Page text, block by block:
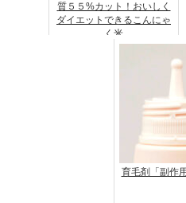
質５５%カット！おいしく
ダイエットできるこんにゃ
く米
育毛剤「副作